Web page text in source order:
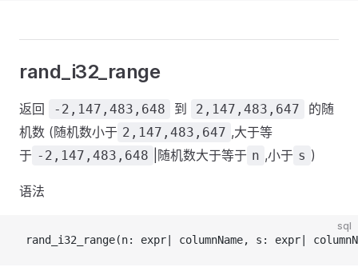
rand_i32_range
返回 -2,147,483,648 到 2,147,483,647
的随
机数 (随机数小于 2,147,483,647 ,大于等
于 -2,147,483,648 |随机数大于等于 n ,小于 s )
语法
sql
rand_i32_range(n: expr| columnName, s: expr|